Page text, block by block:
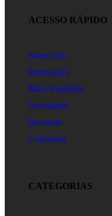
ACESSO RÁPIDO
Sobre nós
Promoções
Mais Vendidos
Novidades
Revenda
Contactos
CATEGORIAS